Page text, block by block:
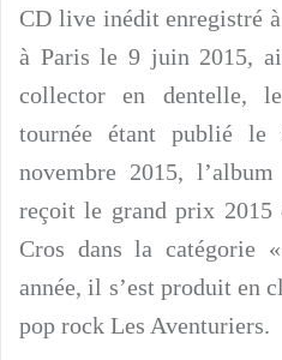
CD live inédit enregistré
à Paris le 9 juin 2015,
collector en dentelle,
tournée étant publié
novembre 2015,
reçoit le grand prix 2015
Cros dans la catégorie
année, il s’est produit en
pop rock Les Aventuriers.